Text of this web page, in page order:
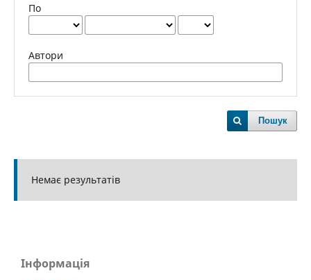
По
Автори
Пошук
Немає результатів
Інформація